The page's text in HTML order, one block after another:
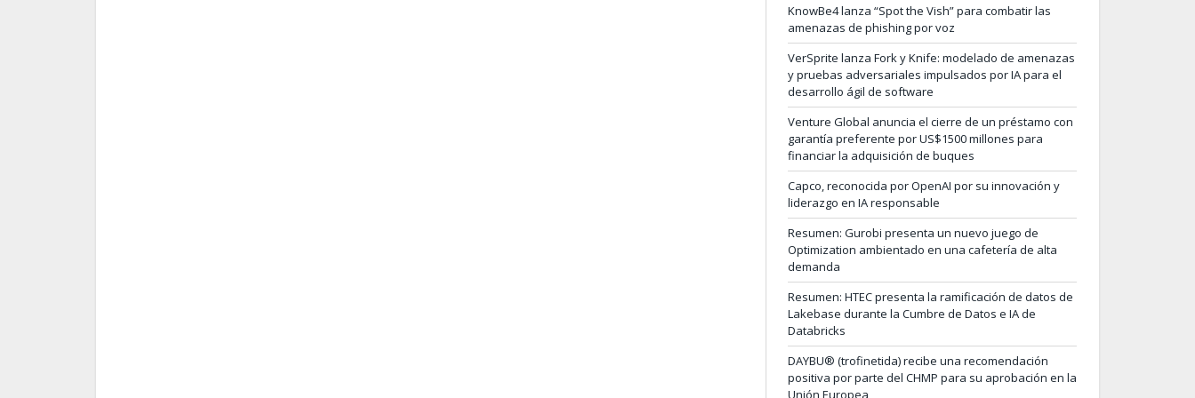
KnowBe4 lanza “Spot the Vish” para combatir las
amenazas de phishing por voz
VerSprite lanza Fork y Knife: modelado de amenazas
y pruebas adversariales impulsados por IA para el
desarrollo ágil de software
Venture Global anuncia el cierre de un préstamo con
garantía preferente por US$1500 millones para
financiar la adquisición de buques
Capco, reconocida por OpenAI por su innovación y
liderazgo en IA responsable
Resumen: Gurobi presenta un nuevo juego de
Optimization ambientado en una cafetería de alta
demanda
Resumen: HTEC presenta la ramificación de datos de
Lakebase durante la Cumbre de Datos e IA de
Databricks
DAYBU® (trofinetida) recibe una recomendación
positiva por parte del CHMP para su aprobación en la
Unión Europea